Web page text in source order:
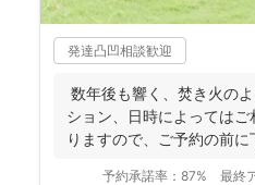
発達凸凹相談歓迎
数年後も響く、焚き火の
ション、日時によっては
りますので、ご予約の前
予約承諾率： 87% 最終